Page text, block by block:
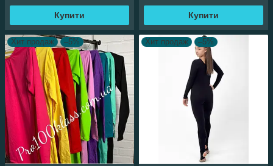
Купити Купити
Хит продаж –5% Хит продаж –5%